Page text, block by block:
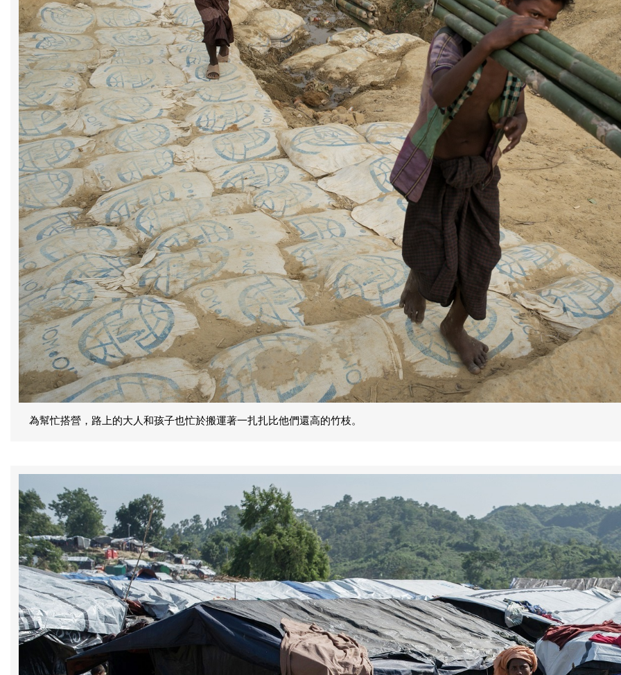
為幫忙搭營，路上的大人和孩子也忙於搬運著一扎扎比他們還高的竹枝。